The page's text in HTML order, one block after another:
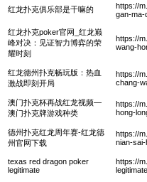
红龙扑克俱乐部是干嘛的
https://
gan-ma-
红龙扑克poker官网_红龙巅
峰对决：见证智力博弈的荣
耀时刻
https://
wang-
红龙德州扑克畅玩版：热血
激战即刻开局
https://
chang-
澳门扑克杯再战红龙视频—
澳门扑克牌游戏种类
https://
hong-
德州扑克红龙周年赛-红龙德
州官网下载
https://
nian-
texas red dragon poker
legitimate
https://